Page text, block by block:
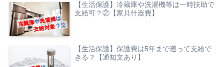
【生活保護】冷蔵庫や洗濯機等は一時扶助で
支給可？②【家具什器費】
【生活保護】保護費は5年まで遡って支給で
きる？【通知文あり】